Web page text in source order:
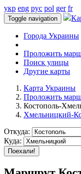
укр eng рус pol ger fr
Toggle navigation
Города Украины
Проложить
Поиск улицы
Другие карты
Карта Украины
Проложить
Костополь-
Хмельницкий-
Откуда:
Куда:
Поехали!